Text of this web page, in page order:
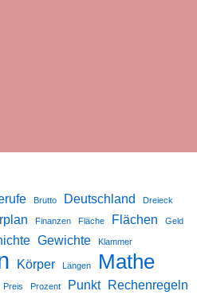
Brutto Deutschland Dreieck
Finanzen Fläche Flächen Geld
Gewichte Klammer
Körper Längen Mathe
Preis Prozent Punkt Rechenregeln